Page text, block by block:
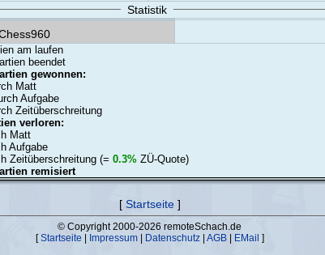
Statistik
am laufen
beendet
gewonnen:
Matt
Aufgabe
Zeitüberschreitung
verloren:
Matt
Aufgabe
Zeitüberschreitung (= 0.3% ZÜ-Quote)
remisiert
[ Startseite]
© Copyright 2000-2026 remoteSchach.de
[Startseite Impressum| Datenschutz| AGB| EMail ]